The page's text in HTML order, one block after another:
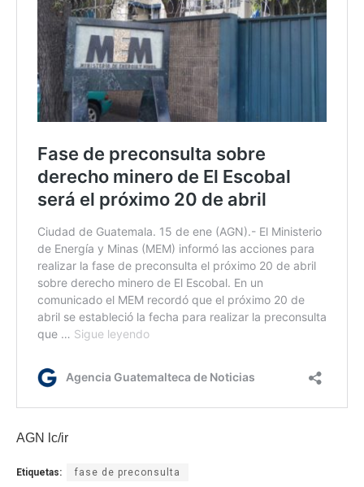
AGN lc/ir
Etiquetas: fase de preconsulta